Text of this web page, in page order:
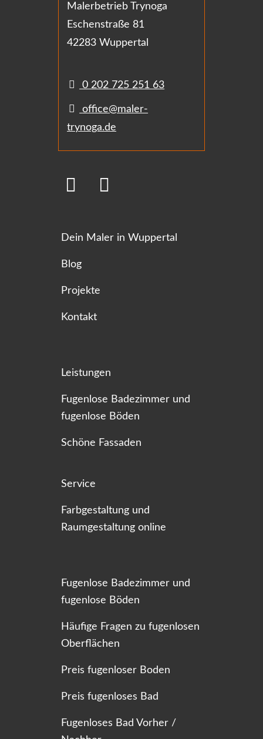
Malerbetrieb Trynoga
Eschenstraße 81
42283 Wuppertal
0 202 725 251 63
office@maler-
trynoga.de
Dein Maler in Wuppertal
Blog
Projekte
Kontakt
Leistungen
Fugenlose Badezimmer und
fugenlose Böden
Schöne Fassaden
Service
Farbgestaltung und
Raumgestaltung online
Fugenlose Badezimmer und
fugenlose Böden
Häufige Fragen zu fugenlosen
Oberflächen
Preis fugenloser Boden
Preis fugenloses Bad
Fugenloses Bad Vorher /